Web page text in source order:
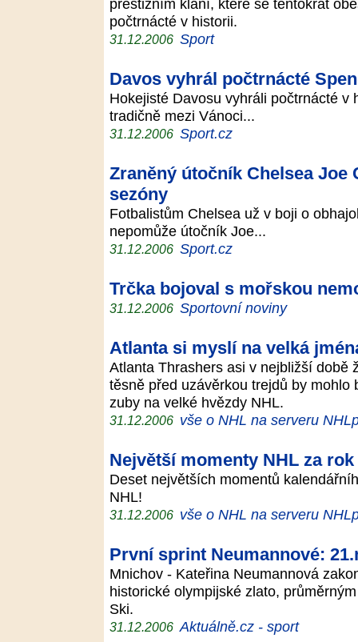
prestižním klání, které se tentokrát
počtrnácté v historii.
31.12.2006 Sport
Davos vyhrál počtrnácté
Hokejisté Davosu vyhráli počtrnácté v
tradičně mezi Vánoci...
31.12.2006 Sport.cz
Zraněný útočník Chelsea Joe
sezóny
Fotbalistům Chelsea už v boji o
nepomůže útočník Joe...
31.12.2006 Sport.cz
Trčka bojoval s mořskou
31.12.2006 Sportovní noviny
Atlanta si myslí na velká
Atlanta Thrashers asi v nejbližší době
těsně před uzávěrkou trejdů by
zuby na velké hvězdy NHL.
31.12.2006 vše o NHL na serveru
Největší momenty NHL za rok
Deset největších momentů
NHL!
31.12.2006 vše o NHL na serveru
První sprint Neumannové:
Mnichov - Kateřina Neumannová
historické olympijské zlato,
Ski.
31.12.2006 Aktuálně.cz - sport